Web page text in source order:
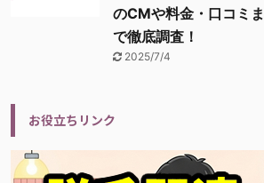
のCMや料金・口コミま
で徹底調査！
2025/7/4
お役立ちリンク